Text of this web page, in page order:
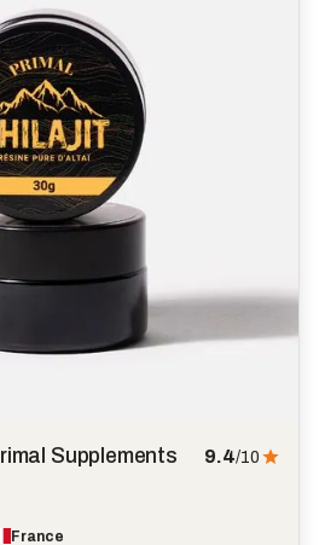
Supplements 9.4/10
France